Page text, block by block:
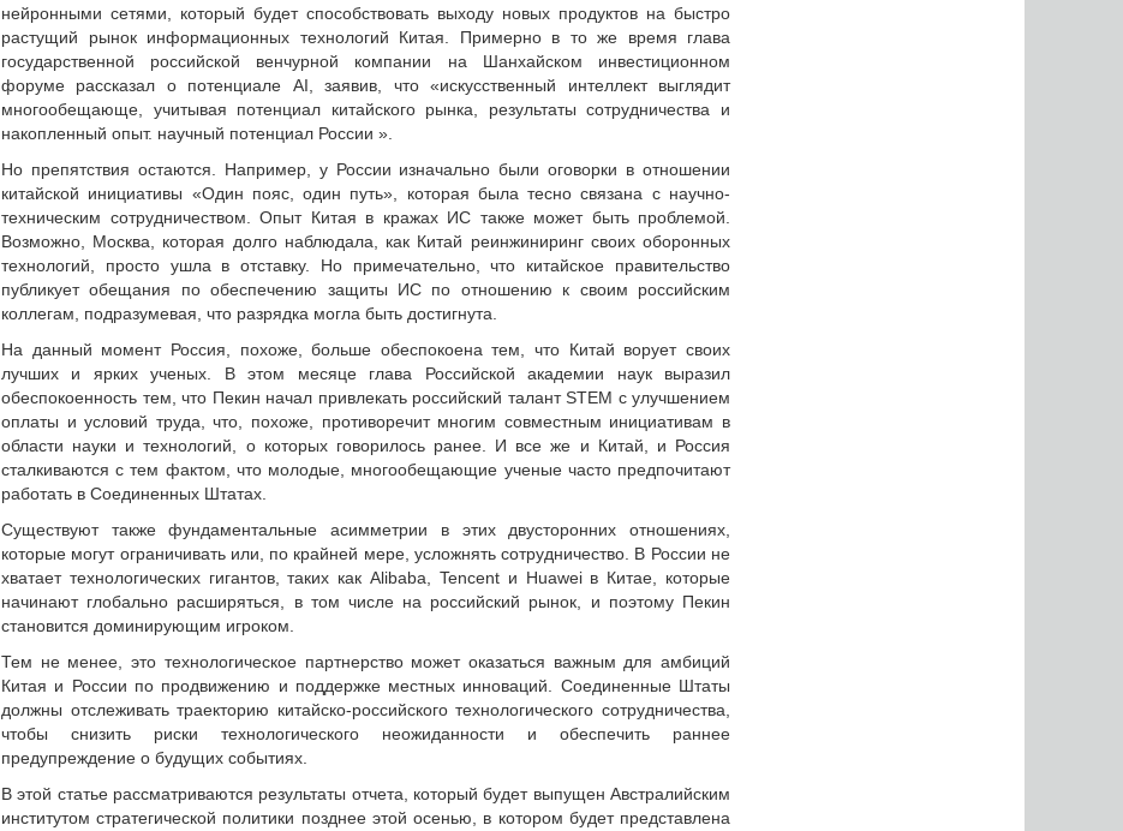
нейронными сетями, который будет способствовать выходу новых продуктов на быстро
растущий рынок информационных технологий Китая. Примерно в то же время глава
государственной российской венчурной компании на Шанхайском инвестиционном
форуме рассказал о потенциале AI, заявив, что «искусственный интеллект выглядит
многообещающе, учитывая потенциал китайского рынка, результаты сотрудничества и
накопленный опыт. научный потенциал России ».
Но препятствия остаются. Например, у России изначально были оговорки в отношении
китайской инициативы «Один пояс, один путь», которая была тесно связана с научно-
техническим сотрудничеством. Опыт Китая в кражах ИС также может быть проблемой.
Возможно, Москва, которая долго наблюдала, как Китай реинжиниринг своих оборонных
технологий, просто ушла в отставку. Но примечательно, что китайское правительство
публикует обещания по обеспечению защиты ИС по отношению к своим российским
коллегам, подразумевая, что разрядка могла быть достигнута.
На данный момент Россия, похоже, больше обеспокоена тем, что Китай ворует своих
лучших и ярких ученых. В этом месяце глава Российской академии наук выразил
обеспокоенность тем, что Пекин начал привлекать российский талант STEM с улучшением
оплаты и условий труда, что, похоже, противоречит многим совместным инициативам в
области науки и технологий, о которых говорилось ранее. И все же и Китай, и Россия
сталкиваются с тем фактом, что молодые, многообещающие ученые часто предпочитают
работать в Соединенных Штатах.
Существуют также фундаментальные асимметрии в этих двусторонних отношениях,
которые могут ограничивать или, по крайней мере, усложнять сотрудничество. В России не
хватает технологических гигантов, таких как Alibaba, Tencent и Huawei в Китае, которые
начинают глобально расширяться, в том числе на российский рынок, и поэтому Пекин
становится доминирующим игроком.
Тем не менее, это технологическое партнерство может оказаться важным для амбиций
Китая и России по продвижению и поддержке местных инноваций. Соединенные Штаты
должны отслеживать траекторию китайско-российского технологического сотрудничества,
чтобы снизить риски технологического неожиданности и обеспечить раннее
предупреждение о будущих событиях.
В этой статье рассматриваются результаты отчета, который будет выпущен Австралийским
институтом стратегической политики позднее этой осенью, в котором будет представлена